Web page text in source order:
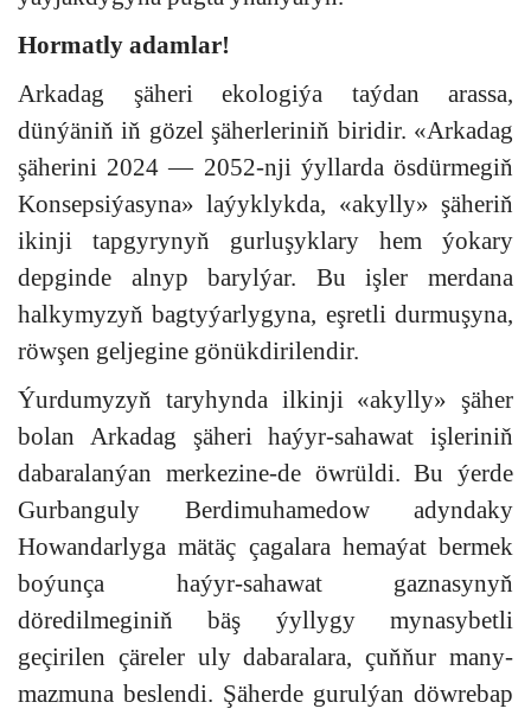
Hormatly adamlar!
Arkadag şäheri ekologiýa taýdan arassa,
dünýäniň iň gözel şäherleriniň biridir. «Arkadag
şäherini 2024 — 2052-nji ýyllarda ösdürmegiň
Konsepsiýasyna» laýyklykda, «akylly» şäheriň
ikinji tapgyrynyň gurluşyklary hem ýokary
depginde alnyp barylýar. Bu işler merdana
halkymyzyň bagtyýarlygyna, eşretli durmuşyna,
röwşen geljegine gönükdirilendir.
Ýurdumyzyň taryhynda ilkinji «akylly» şäher
bolan Arkadag şäheri haýyr-sahawat işleriniň
dabaralanýan merkezine-de öwrüldi. Bu ýerde
Gurbanguly Berdimuhamedow adyndaky
Howandarlyga mätäç çagalara hemaýat bermek
boýunça haýyr-sahawat gaznasynyň
döredilmeginiň bäş ýyllygy mynasybetli
geçirilen çäreler uly dabaralara, çuňňur many-
mazmuna beslendi. Şäherde gurulýan döwrebap